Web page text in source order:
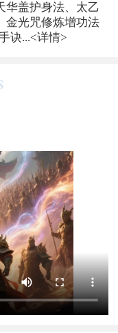
华盖护身法、太乙
金光咒修炼增功法
诀...<详情>